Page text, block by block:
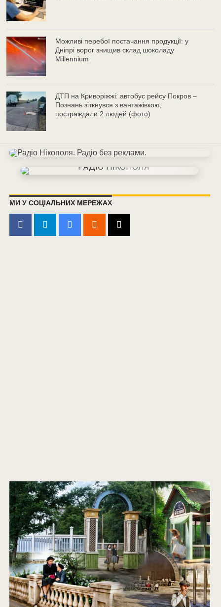
Можливі перебої постачання продукції: у
Дніпрі ворог знищив склад шоколаду
Millennium
ДТП на Криворіжжі: автобус рейсу Покров –
Познань зіткнувся з вантажівкою,
постраждали 2 людей (фото)
МИ У СОЦІАЛЬНИХ МЕРЕЖАХ